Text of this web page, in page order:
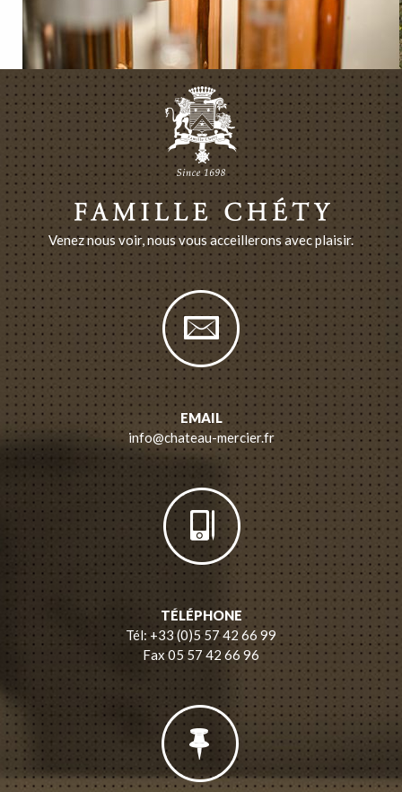
Venez nous voir, nous vous acceillerons avec plaisir.
EMAIL
info@chateau-mercier.fr
TÉLÉPHONE
Tél: +33 (0)5 57 42 66 99
Fax 05 57 42 66 96